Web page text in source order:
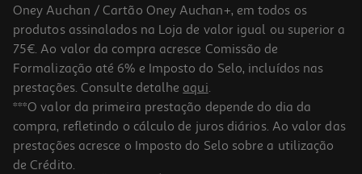
4.1
Pedaços De Frango Auchan Kg
2.24 €/un
3,20 €/Kg
Oney Auchan / Cartão Oney Auchan+, em todos os
produtos assinalados na Loja de valor igual ou superior a
75€. Ao valor da compra acresce Comissão de
Formalização até 6% e Imposto do Selo, incluídos nas
prestações. Consulte detalhe aqui.
***O valor da primeira prestação depende do dia da
compra, refletindo o cálculo de juros diários. Ao valor das
prestações acresce o Imposto do Selo sobre a utilização
de Crédito.